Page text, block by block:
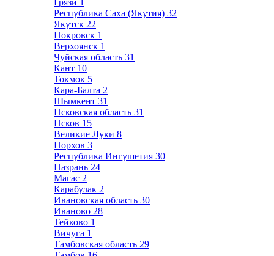
Грязи 1
Республика Саха (Якутия) 32
Якутск 22
Покровск 1
Верхоянск 1
Чуйская область 31
Кант 10
Токмок 5
Кара-Балта 2
Шымкент 31
Псковская область 31
Псков 15
Великие Луки 8
Порхов 3
Республика Ингушетия 30
Назрань 24
Магас 2
Карабулак 2
Ивановская область 30
Иваново 28
Тейково 1
Вичуга 1
Тамбовская область 29